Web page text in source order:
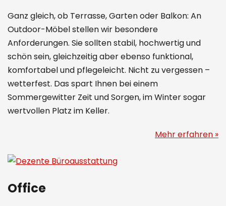
Ganz gleich, ob Terrasse, Garten oder Balkon: An
Outdoor-Möbel stellen wir besondere
Anforderungen. Sie sollten stabil, hochwertig und
schön sein, gleichzeitig aber ebenso funktional,
komfortabel und pflegeleicht. Nicht zu vergessen –
wetterfest. Das spart Ihnen bei einem
Sommergewitter Zeit und Sorgen, im Winter sogar
wertvollen Platz im Keller.
Mehr erfahren »
Office